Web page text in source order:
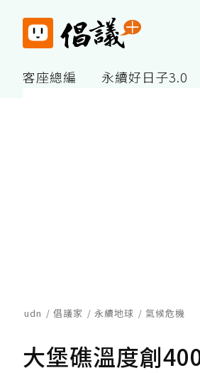
客座總編 永續好日子3.0
udn 倡議家 永續地球 氣候危機
大堡礁溫度創